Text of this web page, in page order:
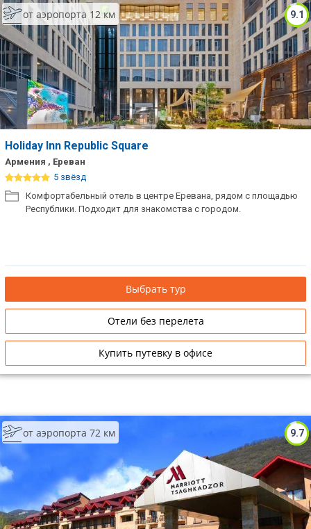
9.1
от аэропорта 12 км
Holiday Inn Republic Square
Армения , Ереван
5 звёзд
Комфортабельный отель в центре Еревана, рядом с площадью
Республики. Подходит для знакомства с городом.
Выбрать тур
Отели без перелета
Купить путевку в офисе
9.7
от аэропорта 72 км